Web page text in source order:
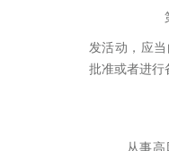
发活动，应
批准或者进行
从事